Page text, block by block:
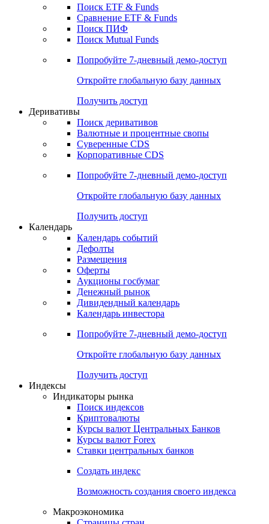
Откройте глобальную базу данных
Получить доступ
ETF & Funds
Сравнение ETF & Funds
Поиск Mutual Funds
Попробуйте7-дневный
Откройте глобальную базу данных
Получить доступ
Деривативы
Валютные и процентные свопы
Корпоративные CDS
Попробуйте7-дневный
Откройте глобальную базу данных
Получить доступ
Календарь
Календарь событий
Дефолты
Размещения
Оферты
Денежный рынок
Календарь инвестора
Попробуйте7-дневный
Откройте глобальную базу данных
Получить доступ
Индикаторы рынка
Поиск индексов
Курсы валют Центральных Банков
Ставки центральных банков
Создать индекс